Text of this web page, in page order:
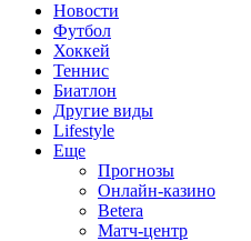
Новости
Футбол
Хоккей
Теннис
Биатлон
Другие виды
Lifestyle
Еще
Прогнозы
Онлайн-казино
Betera
Матч-центр